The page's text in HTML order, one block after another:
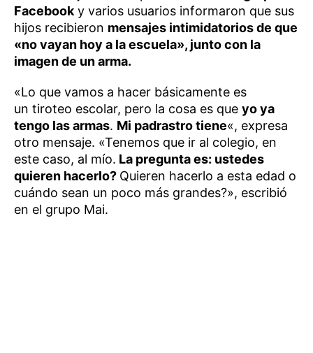
Facebook y varios usuarios informaron que sus
hijos recibieron mensajes intimidatorios de que
«no vayan hoy a la escuela», junto con la
imagen de un arma.
«Lo que vamos a hacer básicamente es
un tiroteo escolar, pero la cosa es que yo ya
tengo las armas. Mi padrastro tiene«, expresa
otro mensaje. «Tenemos que ir al colegio, en
este caso, al mío. La pregunta es: ustedes
quieren hacerlo? Quieren hacerlo a esta edad o
cuándo sean un poco más grandes?», escribió
en el grupo Mai.